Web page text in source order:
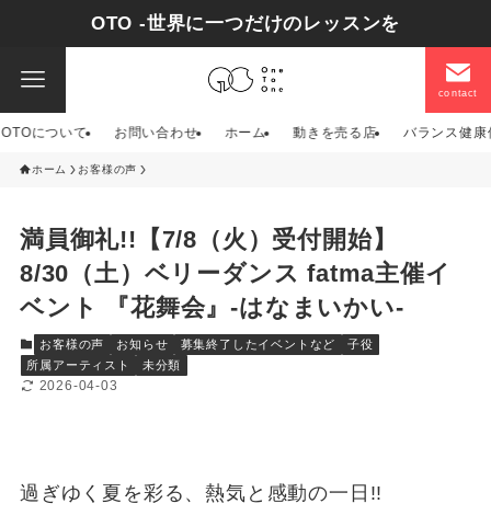
OTO -世界に一つだけのレッスンを
contact
OTOについて お問い合わせ ホーム 動きを売る店 バランス健康
ホーム お客様の声
満員御礼!!【7/8（火）受付開始】
8/30（土）ベリーダンス fatma主催イ
ベント 『花舞会』-はなまいかい-
お客様の声 お知らせ 募集終了したイベントなど
子役
所属アーティスト
未分類
2026-04-03
過ぎゆく夏を彩る、熱気と感動の一日!!